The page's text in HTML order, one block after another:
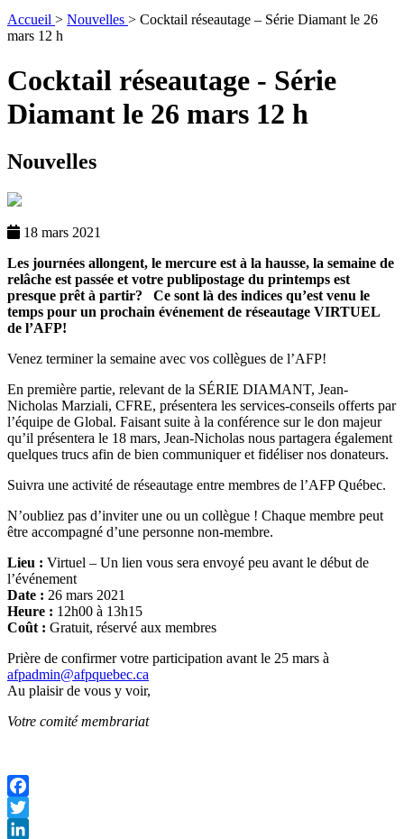
Accueil > Nouvelles > Cocktail réseautage – Série Diamant le 26
mars 12 h
Cocktail réseautage - Série
Diamant le 26 mars 12 h
Nouvelles
18 mars 2021
Les journées allongent, le mercure est à la hausse, la semaine de
relâche est passée et votre publipostage du printemps est
presque prêt à partir? Ce sont là des indices qu’est venu le
temps pour un prochain événement de réseautage VIRTUEL
de l’AFP!
Venez terminer la semaine avec vos collègues de l’AFP!
En première partie, relevant de la SÉRIE DIAMANT, Jean-
Nicholas Marziali, CFRE, présentera les services-conseils offerts par
l’équipe de Global. Faisant suite à la conférence sur le don majeur
qu’il présentera le 18 mars, Jean-Nicholas nous partagera également
quelques trucs afin de bien communiquer et fidéliser nos donateurs.
Suivra une activité de réseautage entre membres de l’AFP Québec.
N’oubliez pas d’inviter une ou un collègue ! Chaque membre peut
être accompagné d’une personne non-membre.
Lieu : Virtuel – Un lien vous sera envoyé peu avant le début de
l’événement
Date : 26 mars 2021
Heure : 12h00 à 13h15
Coût : Gratuit, réservé aux membres
Prière de confirmer votre participation avant le 25 mars à
afpadmin@afpquebec.ca
Au plaisir de vous y voir,
Votre comité membrariat
Facebook
Twitter